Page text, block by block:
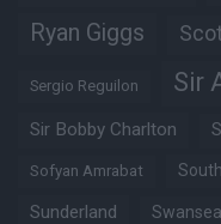
Ryan Giggs
Sergio Reguilon Sir
Sir Bobby Charlton
Sofyan Amrabat
Sunderland